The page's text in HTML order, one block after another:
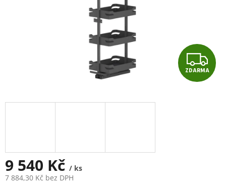
Z
D
ZDARMA
9 540 Kč / ks
7 884,30 Kč bez DPH